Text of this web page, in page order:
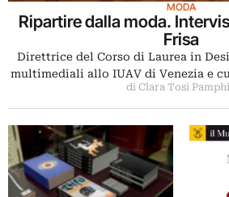
MODA
Ripartire dalla moda.
Frisa
Direttrice del Corso di Laurea in
multimediali allo IUAV di Venezia e
di Clara Tosi